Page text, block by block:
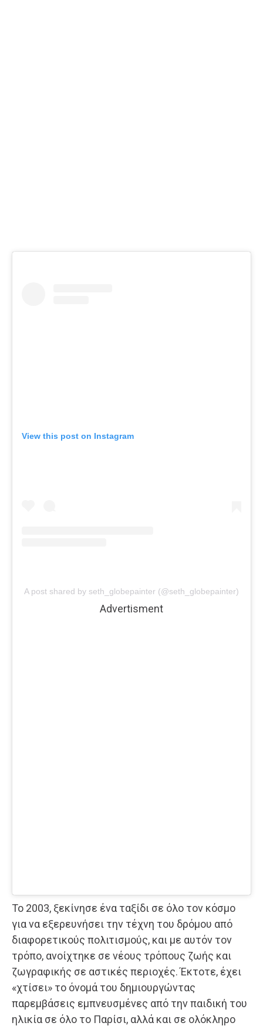
View this post on Instagram
A post shared by seth_globepainter (@seth_globepainter)
Advertisment
Το 2003, ξεκίνησε ένα ταξίδι σε όλο τον κόσμο
για να εξερευνήσει την τέχνη του δρόμου από
διαφορετικούς πολιτισμούς, και με αυτόν τον
τρόπο, ανοίχτηκε σε νέους τρόπους ζωής και
ζωγραφικής σε αστικές περιοχές. Έκτοτε, έχει
«χτίσει» το όνομά του δημιουργώντας
παρεμβάσεις εμπνευσμένες από την παιδική του
ηλικία σε όλο το Παρίσι, αλλά και σε ολόκληρο